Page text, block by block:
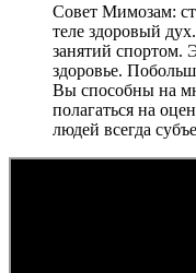
Совет Мимозам:
теле здоровый
занятий спортом.
здоровье.
Вы способны на
полагаться на
людей всегда